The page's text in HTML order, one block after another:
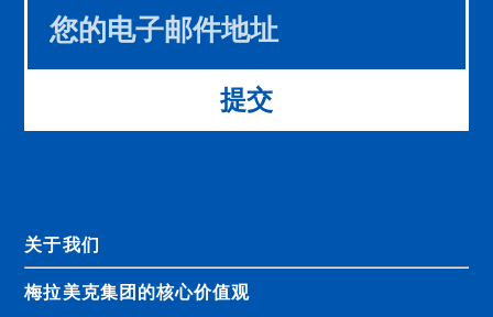
field
提交
关于我们
梅拉美克集团的核心价值观